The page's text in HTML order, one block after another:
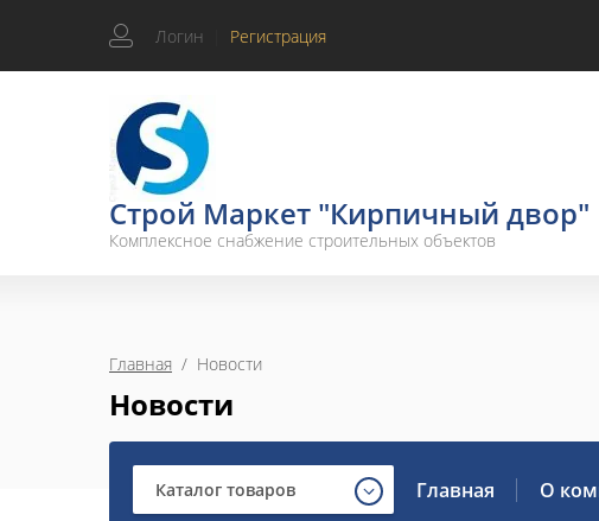
Логин Регистрация
Строй Маркет "Кирпичный двор"
Комплексное снабжение строительных объектов
Главная
  /  Новости
Новости
Каталог товаров Главная О